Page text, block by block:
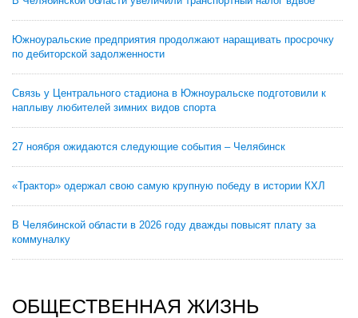
Южноуральские предприятия продолжают наращивать просрочку
по дебиторской задолженности
Связь у Центрального стадиона в Южноуральске подготовили к
наплыву любителей зимних видов спорта
27 ноября ожидаются следующие события – Челябинск
«Трактор» одержал свою самую крупную победу в истории КХЛ
В Челябинской области в 2026 году дважды повысят плату за
коммуналку
ОБЩЕСТВЕННАЯ ЖИЗНЬ